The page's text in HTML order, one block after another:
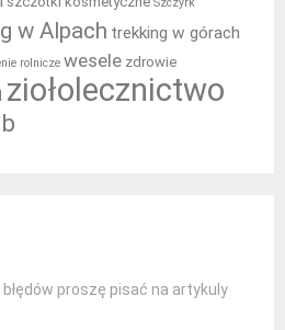
Szczyrk
w Alpach trekking w górach
rolnicze wesele zdrowie
ziołolecznictwo
proszę pisać na artykuly